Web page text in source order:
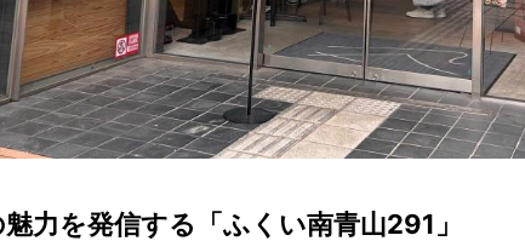
力を発信する「ふくい南青山291」